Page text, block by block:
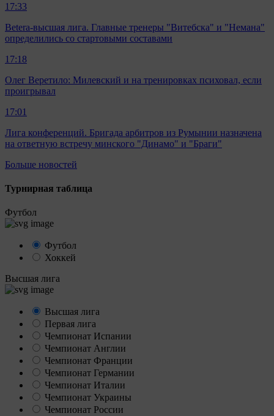
17:33
Betera-высшая лига. Главные тренеры "Витебска" и "Немана"
определились со стартовыми составами
17:18
Олег Веретило: Милевский и на тренировках психовал, если
проигрывал
17:01
Лига конференций. Бригада арбитров из Румынии назначена
на ответную встречу минского "Динамо" и "Браги"
Больше новостей
Турнирная таблица
Футбол
Футбол
Хоккей
Высшая лига
Высшая лига
Первая лига
Чемпионат Испании
Чемпионат Англии
Чемпионат Франции
Чемпионат Германии
Чемпионат Италии
Чемпионат Украины
Чемпионат России